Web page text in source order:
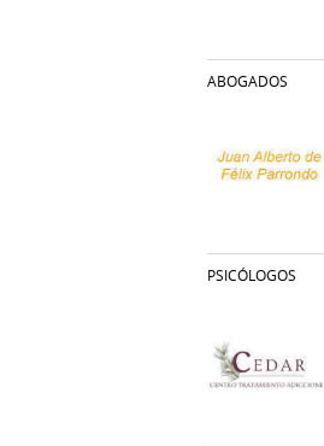
ABOGADOS
PSICÓLOGOS